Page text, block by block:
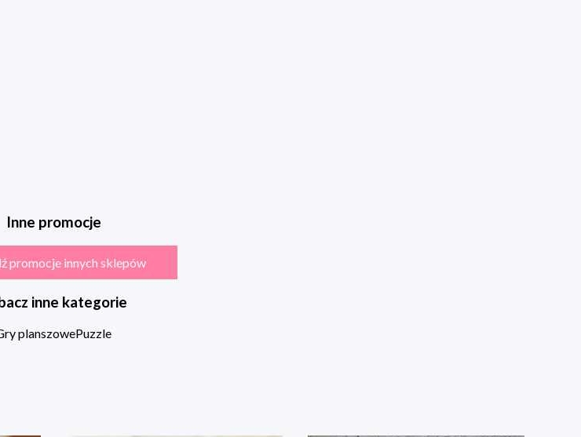
Inne promocje
promocje innych sklepów
inne kategorie
planszowePuzzle